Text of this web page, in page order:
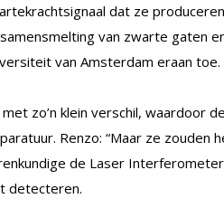
dat ze
van zwarte gaten
van Amsterdam eraan toe.
zo’n klein verschil, waardoor
Renzo: “Maar ze zouden
de Laser
detecteren.